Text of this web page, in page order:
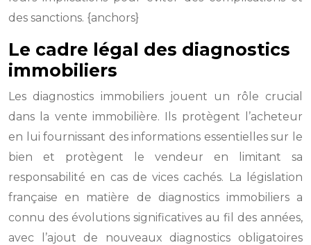
des sanctions. {anchors}
Le cadre légal des diagnostics
immobiliers
Les diagnostics immobiliers jouent un rôle crucial
dans la vente immobilière. Ils protègent l’acheteur
en lui fournissant des informations essentielles sur le
bien et protègent le vendeur en limitant sa
responsabilité en cas de vices cachés. La législation
française en matière de diagnostics immobiliers a
connu des évolutions significatives au fil des années,
avec l’ajout de nouveaux diagnostics obligatoires